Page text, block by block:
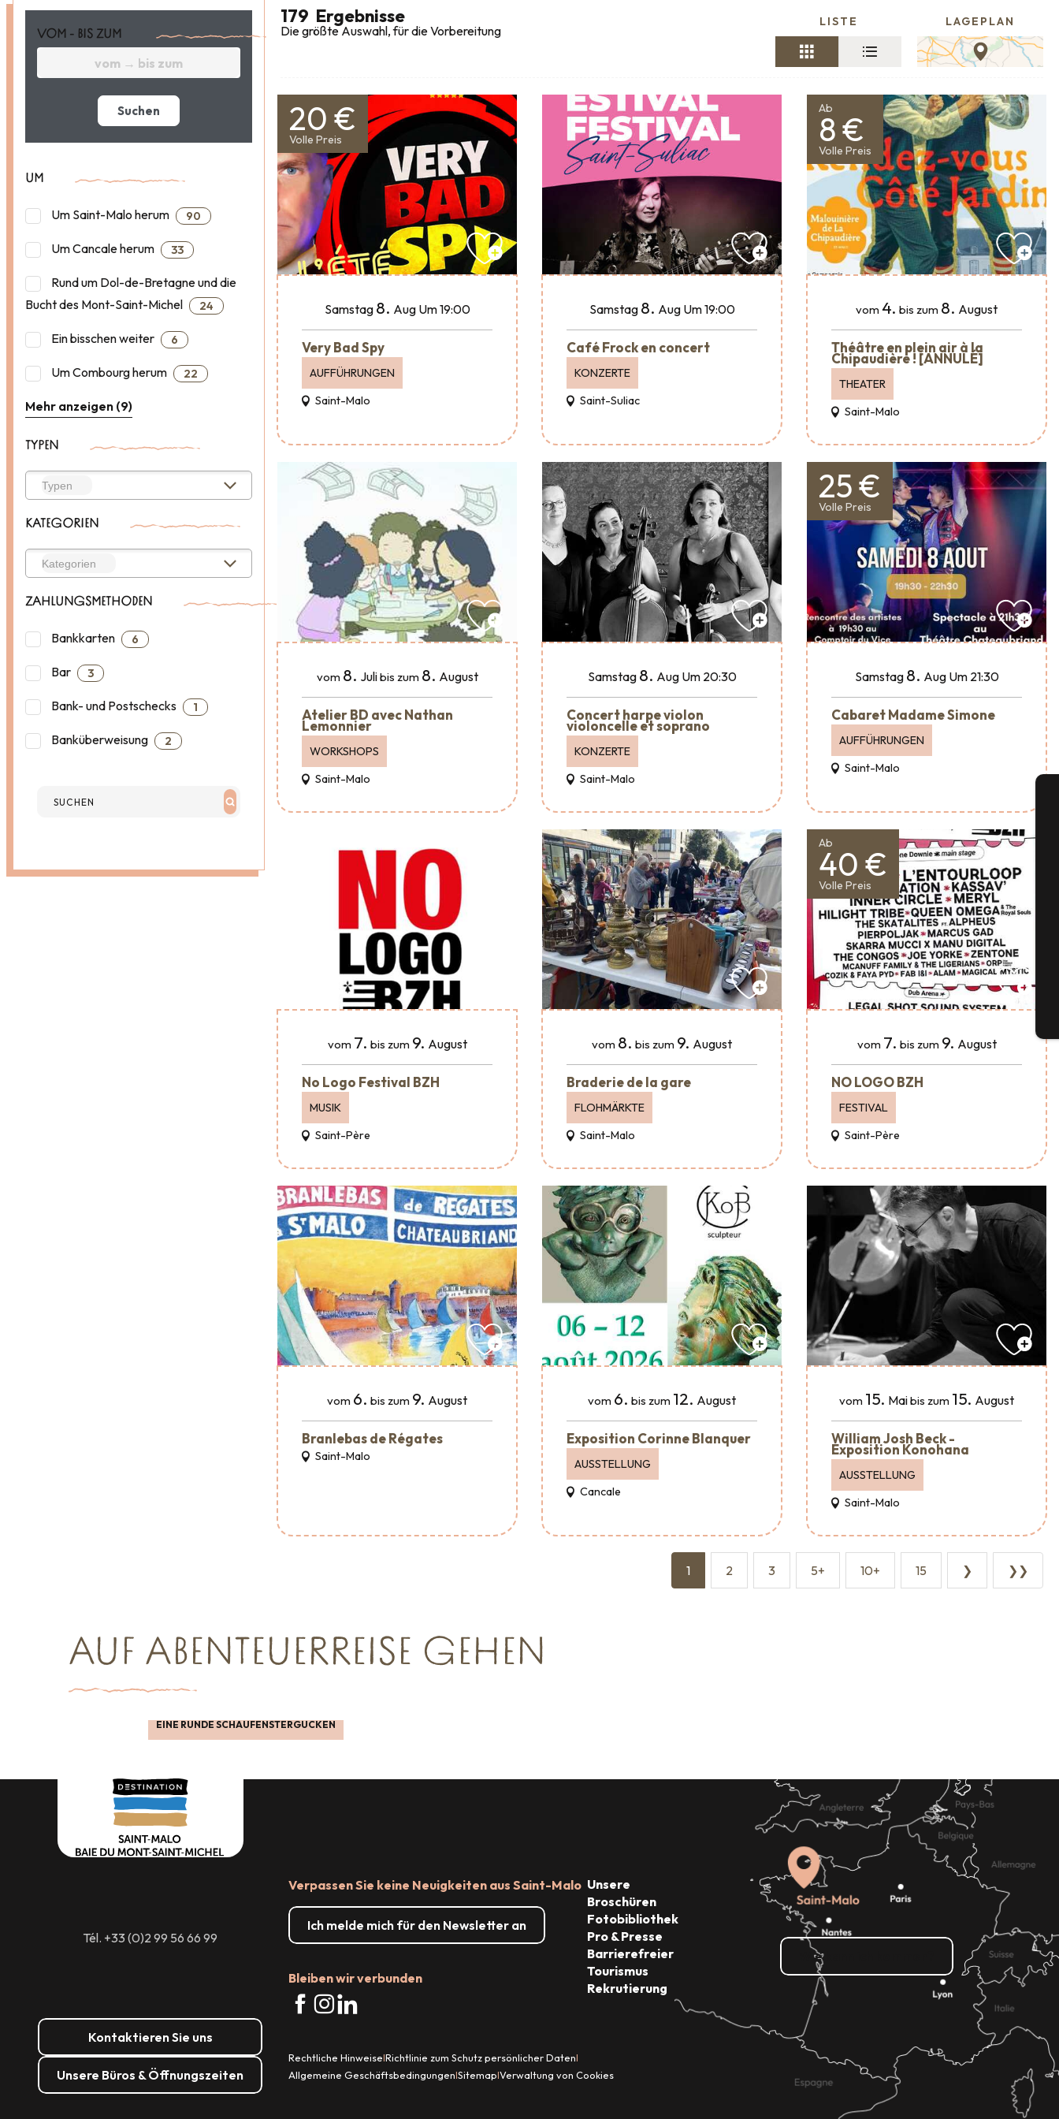
VOM - BIS ZUM
Suchen
UM
Um Saint-Malo herum 90
Um Cancale herum 33
Rund um Dol-de-Bretagne und die
Bucht des Mont-Saint-Michel
24
Ein bisschen weiter 6
Um Combourg herum 22
Mehr anzeigen (9)
TYPEN
KATEGORIEN
ZAHLUNGSMETHODEN
Bankkarten 6
Bar 3
Bank- und Postschecks 1
Banküberweisung 2
179 Ergebnisse
Die größte Auswahl, für die Vorbereitung
LISTE LAGEPLAN
20 €
Volle Preis
Samstag 8. Aug Um 19:00
Very Bad Spy
AUFFÜHRUNGEN
Saint-Malo
Samstag 8. Aug Um 19:00
Café Frock en concert
KONZERTE
Saint-Suliac
Ab
8 €
Volle Preis
vom 4. bis zum 8. August
Théâtre en plein air à la
Chipaudière ! [ANNULÉ]
THEATER
Saint-Malo
vom 8. Julibis zum 8. August
Atelier BD avec Nathan
Lemonnier
WORKSHOPS
Saint-Malo
Samstag 8. Aug Um 20:30
Concert harpe violon
violoncelle et soprano
KONZERTE
Saint-Malo
25 €
Volle Preis
Samstag 8. Aug Um 21:30
Cabaret Madame Simone
AUFFÜHRUNGEN
Saint-Malo
vom 7. bis zum 9. August
No Logo Festival BZH
MUSIK
Saint-Père
vom 8. bis zum 9. August
Braderie de la gare
FLOHMÄRKTE
Saint-Malo
Ab
40 €
Volle Preis
vom 7. bis zum 9. August
NO LOGO BZH
FESTIVAL
Saint-Père
vom 6. bis zum 9. August
Branlebas de Régates
Saint-Malo
vom 6. bis zum 12. August
Exposition Corinne Blanquer
AUSSTELLUNG
Cancale
vom 15. Maibis zum 15. August
William Josh Beck -
Exposition Konohana
AUSSTELLUNG
Saint-Malo
1 2 3 5+ 10+ 15 ❯ ❯❯
AUF ABENTEUERREISE GEHEN
EINE RUNDE SCHAUFENSTERGUCKEN
Tél. +33 (0)2 99 56 66 99
Kontaktieren Sie uns
Unsere Büros & Öffnungszeiten
Verpassen Sie keine Neuigkeiten aus Saint-Malo
Ich melde mich für den Newsletter an
Bleiben wir verbunden
Unsere
Broschüren
Fotobibliothek
Pro & Presse
Barrierefreier
Tourismus
Rekrutierung
Rechtliche Hinweise|Richtlinie zum Schutz persönlicher Daten|
Allgemeine Geschäftsbedingungen|Sitemap|Verwaltung von Cookies
Wie kann ich kommen?